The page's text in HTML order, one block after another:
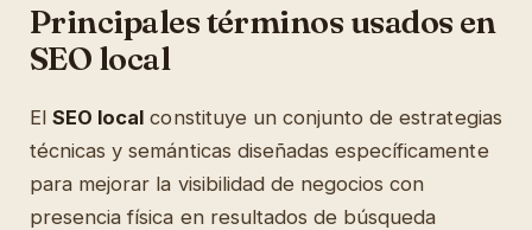
Principales términos usados en
SEO local
ElSEO local constituye un conjunto de estrategias
técnicas y semánticas diseñadas específicamente
para mejorar la visibilidad de negocios con
presencia física en resultados de búsqueda